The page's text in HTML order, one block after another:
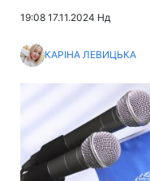
19:08 17.11.2024 Нд
КАРІНА ЛЕВИЦЬКА